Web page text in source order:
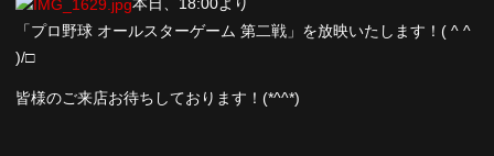
本日、18:00より
「プロ野球 オールスターゲーム 第二戦」を放映いたします！( ^ ^
)/□
皆様のご来店お待ちしております！(*^^*)